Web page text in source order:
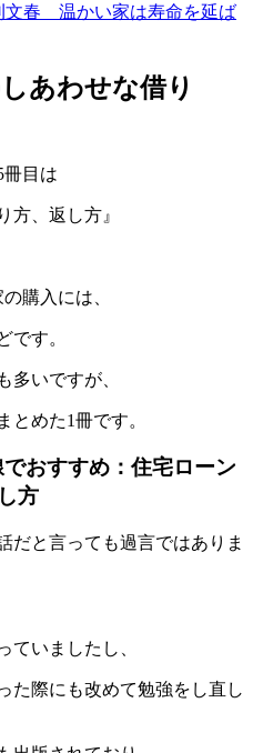
文春 温かい家は寿命を延ば
あわせな借り
目は
方、返し方』
購入には、
です。
多いですが、
とめた1冊です。
おすすめ：住宅ローン
方
だと言っても過言ではありま
ていましたし、
た際にも改めて勉強をし直し